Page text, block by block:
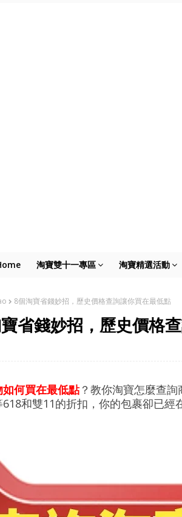
淘寶雙十一專區 淘寶精選活動
8個淘寶省錢妙招，歷史價格查詢讓你買在最低點
省錢妙招，歷史價格
何買在最低點？教你淘寶怎麼查
618和雙11的折扣，你的包裹卻已